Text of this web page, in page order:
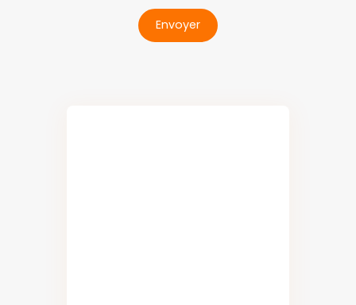
Envoyer